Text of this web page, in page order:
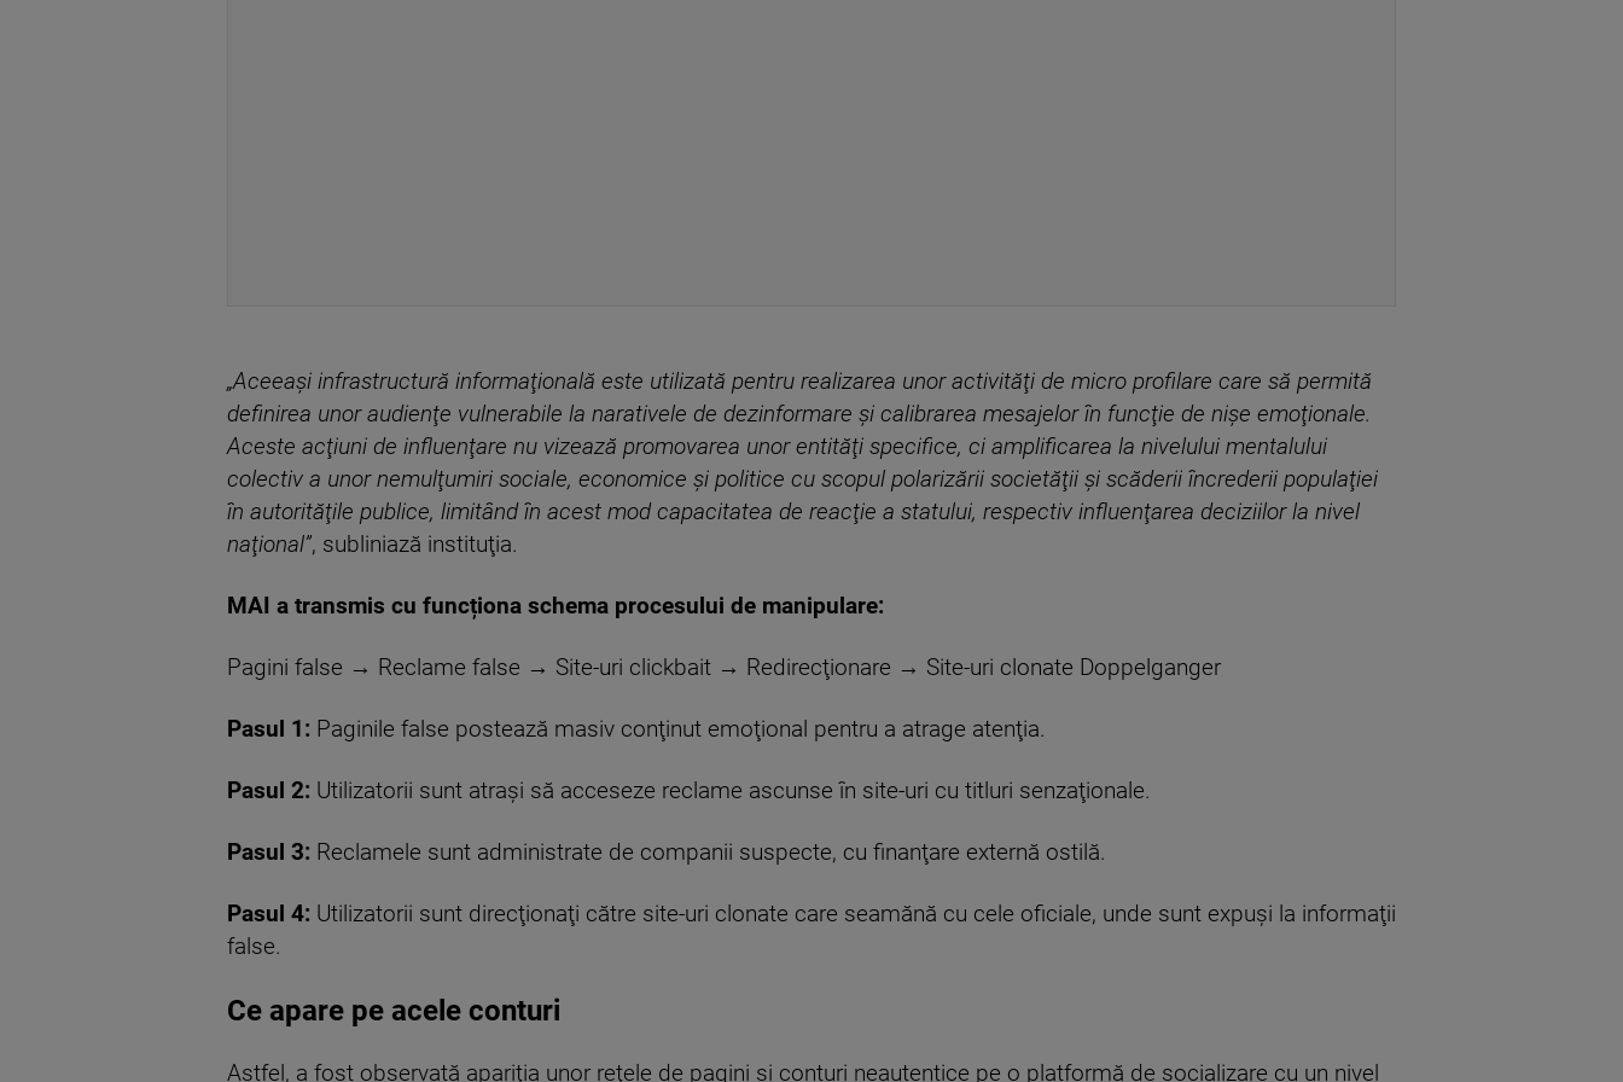
„Aceeaşi infrastructură informaţională este utilizată pentru realizarea unor activităţi de micro profilare care să permită
definirea unor audienţe vulnerabile la narativele de dezinformare şi calibrarea mesajelor în funcţie de nişe emoţionale.
Aceste acţiuni de influenţare nu vizează promovarea unor entităţi specifice, ci amplificarea la nivelului mentalului
colectiv a unor nemulţumiri sociale, economice şi politice cu scopul polarizării societăţii şi scăderii încrederii populaţiei
în autorităţile publice, limitând în acest mod capacitatea de reacţie a statului, respectiv influenţarea deciziilor la nivel
naţional”, subliniază instituţia.
MAI a transmis cu funcționa schema procesului de manipulare:
Pagini false → Reclame false → Site-uri clickbait → Redirecţionare → Site-uri clonate Doppelganger
Pasul 1: Paginile false postează masiv conţinut emoţional pentru a atrage atenţia.
Pasul 2: Utilizatorii sunt atraşi să acceseze reclame ascunse în site-uri cu titluri senzaţionale.
Pasul 3: Reclamele sunt administrate de companii suspecte, cu finanţare externă ostilă.
Pasul 4: Utilizatorii sunt direcţionaţi către site-uri clonate care seamănă cu cele oficiale, unde sunt expuşi la informaţii
false.
Ce apare pe acele conturi
Astfel, a fost observată apariţia unor reţele de pagini şi conturi neautentice pe o platformă de socializare cu un nivel